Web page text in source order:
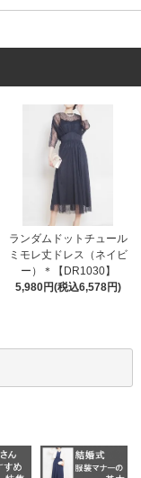
ランダムドットチュール
ミモレ丈ドレス（ネイビ
ー）＊【DR1030】
5,980円(税込6,578円)